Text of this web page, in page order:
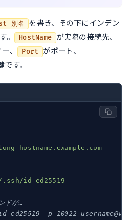
別名
を書き、その下にインデン
。
HostName が実際の接続先、
ー、 Port がポート、
す。
hostname.example.com
.ssh/id_ed25519
ドが…
-p 10022